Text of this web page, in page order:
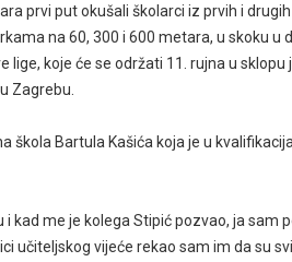
prvi put okušali školarci iz prvih i
na 60, 300 i 600 metara, u skoku u
lige, koje će se održati 11. rujna u
Zagrebu.
škola Bartula Kašića koja je u
i kad me je kolega Stipić pozvao, ja sam
učiteljskog vijeće rekao sam im da su